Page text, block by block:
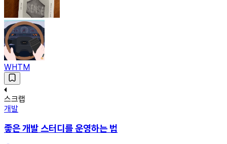
WHTM
스크랩
개발
좋은 개발 스터디를 운영하는 법